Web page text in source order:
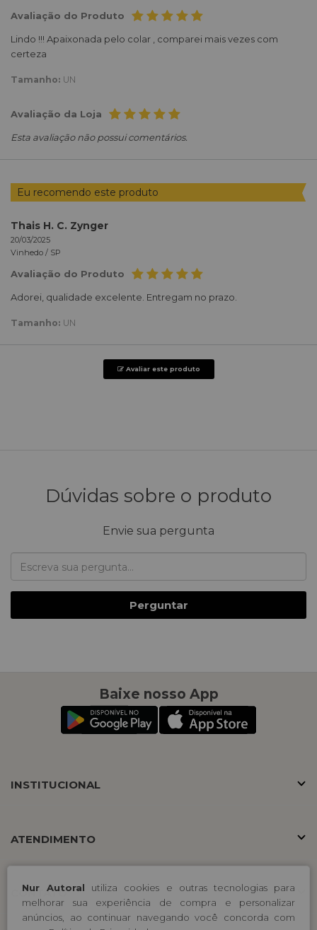
Nur Autoral utiliza cookies e outras tecnologias para
melhorar sua experiência de compra e personalizar
anúncios, ao continuar navegando você concorda com
Avaliação do Produto
Lindo !!! Apaixonada pelo colar , comparei mais vezes com
certeza
Tamanho: UN
Avaliação da Loja
Esta avaliação não possui comentários.
Eu recomendo este produto
Thais H. C. Zynger
20/03/2025
Vinhedo / SP
Avaliação do Produto
Adorei, qualidade excelente. Entregam no prazo.
Tamanho: UN
Avaliar este produto
Dúvidas sobre o produto
Envie sua pergunta
Perguntar
Baixe nosso App
INSTITUCIONAL
ATENDIMENTO
CONTATO